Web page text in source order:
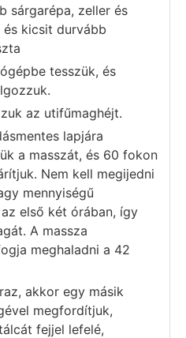
sárgarépa, zeller és
és kicsit durvább
tesszük, és
az utifűmaghéjt.
lapjára
a masszát, és 60 fokon
Nem kell megijedni
mennyiségű
első két órában, így
A massza
meghaladni a 42
akkor egy másik
megfordítjuk,
fejjel lefelé,